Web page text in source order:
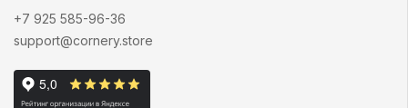
+7 925 585-96-36
support@cornery.store